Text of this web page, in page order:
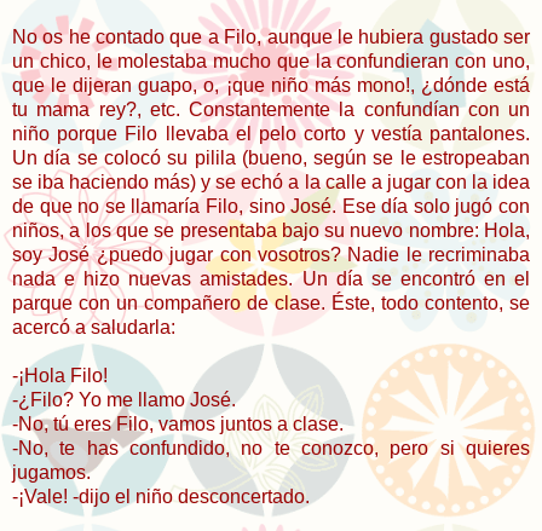
No os he contado que a Filo, aunque le hubiera gustado ser
un chico, le molestaba mucho que la confundieran con uno,
que le dijeran guapo, o, ¡que niño más mono!, ¿dónde está
tu mama rey?, etc. Constantemente la confundían con un
niño porque Filo llevaba el pelo corto y vestía pantalones.
Un día se colocó su pilila (bueno, según se le estropeaban
se iba haciendo más) y se echó a la calle a jugar con la idea
de que no se llamaría Filo, sino José. Ese día solo jugó con
niños, a los que se presentaba bajo su nuevo nombre: Hola,
soy José ¿puedo jugar con vosotros? Nadie le recriminaba
nada e hizo nuevas amistades. Un día se encontró en el
parque con un compañero de clase. Éste, todo contento, se
acercó a saludarla:
-¡Hola Filo!
-¿Filo? Yo me llamo José.
-No, tú eres Filo, vamos juntos a clase.
-No, te has confundido, no te conozco, pero si quieres
jugamos.
-¡Vale! -dijo el niño desconcertado.